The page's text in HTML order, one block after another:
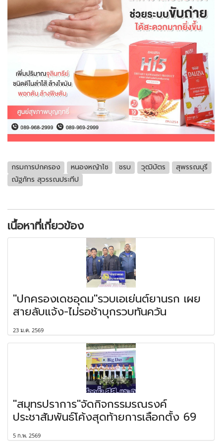
กรมการปกครอง หนองหญ้าไซ ชรบ วุฒิบัตร
สุพรรณบุรี
ณัฐภัทร สุวรรณประทีป
เนื้อหาที่เกี่ยวข้อง
"ปกครองเดชอุดม"รวบเอเย่นต์ยานรก เผย
สายลับแจ้ง-ไม่รอช้าบุกรวบทันควัน
23 ม.ค. 2569
"สมุทรปราการ"จัดกิจกรรมรณรงค์
ประชาสัมพันธ์โค้งสุดท้ายการเลือกตั้ง 69
5 ก.พ. 2569